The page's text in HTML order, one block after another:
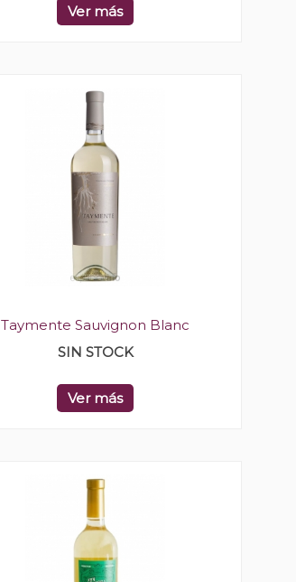
Ver más
Taymente Sauvignon Blanc
SIN STOCK
Ver más